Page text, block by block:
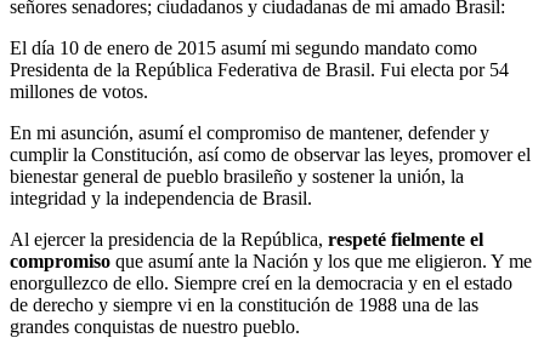
señores senadores; ciudadanos y ciudadanas de mi amado Brasil:
El día 10 de enero de 2015 asumí mi segundo mandato como
Presidenta de la República Federativa de Brasil. Fui electa por 54
millones de votos.
En mi asunción, asumí el compromiso de mantener, defender y
cumplir la Constitución, así como de observar las leyes, promover el
bienestar general de pueblo brasileño y sostener la unión, la
integridad y la independencia de Brasil.
Al ejercer la presidencia de la República, respeté fielmente el
compromiso que asumí ante la Nación y los que me eligieron. Y me
enorgullezco de ello. Siempre creí en la democracia y en el estado
de derecho y siempre vi en la constitución de 1988 una de las
grandes conquistas de nuestro pueblo.